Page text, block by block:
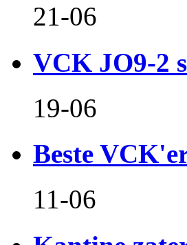
21-06
VCK JO9-2
19-06
Beste
11-06